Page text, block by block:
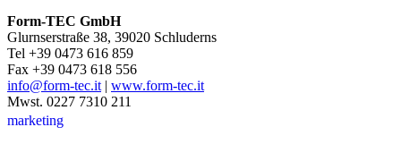
Form-TEC GmbH
Glurnserstraße 38, 39020 Schluderns
Tel +39 0473 616 859
Fax +39 0473 618 556
info@form-tec.it| www.form-tec.it
Mwst. 0227 7310 211
marketing